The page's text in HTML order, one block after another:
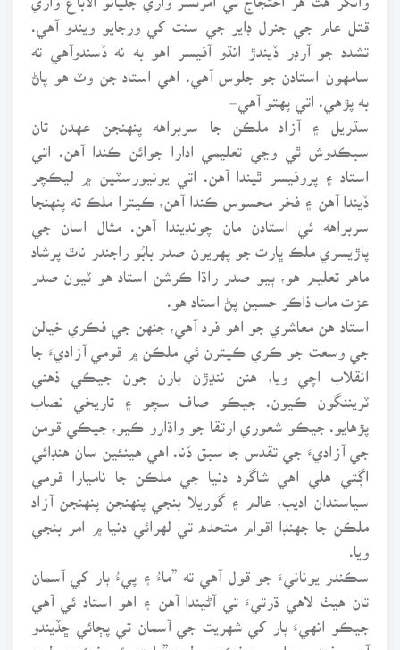
قتل عام جي جنرل ڊاير جي سنت کي ورجايو ويندو آهي.
تشدد جو آرڊر ڏيندڙ انڌو آفيسر اهو به نه ڏسندوآهي ته
سامهون استادن جو جلوس آهي. اهي استاد جن وٽ هو پاڻ
به پڙهي. اتي پهتو آهي-
سڌريل ۽ آزاد ملڪن جا سربراهه پنهنجن عهدن تان
سبڪدوش ٿي وڃي تعليمي ادارا جوائن ڪندا آهن. اتي
استاد ۽ پروفيسر ٿيندا آهن. اتي يونيورسٽين ۾ ليڪچر
ڏيندا آهن ۽ فخر محسوس ڪندا آهن، ڪيترا ملڪ ته پنهنجا
سربراهه ئي استادن مان چونڊيندا آهن. مثال اسان جي
پاڙيسري ملڪ ڀارت جو پهريون صدر بابُو راجندر ناٿ پرشاد
ماهر تعليم هو، ٻيو صدر راڌا ڪرشن استاد هو ٽيون صدر
عزت ماب ذاڪر حسين پڻ استاد هو.
استاد هن معاشري جو اهو فرد آهي، جنهن جي فڪري خيالن
جي وسعت جو ڪري ڪيترن ئي ملڪن ۾ قومي آزاديءَ جا
انقلاب اچي ويا، هنن ننڍڙن ٻارن جون جيڪي ذهني
ٽريننگون ڪيون. جيڪو صاف سچو ۽ تاريخي نصاب
پڙهايو. جيڪو شعوري ارتقا جو واڌارو ڪيو، جيڪي قومن
جي آزاديءَ جي تقدس جا سبق ڏنا. اهي هينئين سان هنڊائي
اڳتي هلي اهي شاگرد دنيا جي ملڪن جا ناميارا قومي
سياستدان اديب، عالم ۽ گوريلا بنجي پنهنجن پنهنجن آزاد
ملڪن جا جهنڊا اقوام متحده تي لهرائي دنيا ۾ امر بنجي
ويا.
سڪندر يونانيءَ جو قول آهي ته ”ماءُ ۽ پيءُ ٻار کي آسمان
تان هيٺ لاهي ڌرتيءَ تي آڻيندا آهن ۽ اهو استاد ئي آهي
جيڪو انهيءَ ٻار کي شهريت جي آسمان تي پڄائي ڇڏيندو
آهي، ذهني، علمي ۽ فڪري طرح.” اهڙو ئي فڪري طرح